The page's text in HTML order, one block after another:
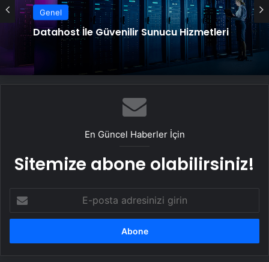
Genel
Datahost İle Güvenilir Sunucu Hizmetleri
En Güncel Haberler İçin
Sitemize abone olabilirsiniz!
posta
adresinizi